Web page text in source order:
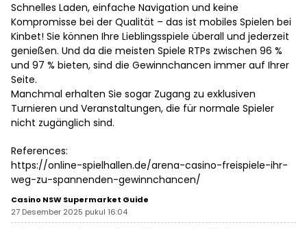
Schnelles Laden, einfache Navigation und keine
Kompromisse bei der Qualität – das ist mobiles Spielen bei
Kinbet! Sie können Ihre Lieblingsspiele überall und jederzeit
genießen. Und da die meisten Spiele RTPs zwischen 96 %
und 97 % bieten, sind die Gewinnchancen immer auf Ihrer
Seite.
Manchmal erhalten Sie sogar Zugang zu exklusiven
Turnieren und Veranstaltungen, die für normale Spieler
nicht zugänglich sind.
References:
https://online-spielhallen.de/arena-casino-freispiele-ihr-
weg-zu-spannenden-gewinnchancen/
Casino NSW Supermarket Guide
27 Desember 2025 pukul 16:04